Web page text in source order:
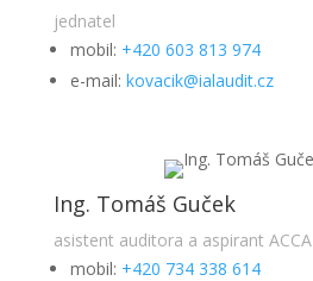
jednatel
mobil: +420 603 813 974
e-mail: kovacik@ialaudit.cz
Ing. Tomáš Guček
asistent auditora a aspirant ACCA
mobil: +420 734 338 614